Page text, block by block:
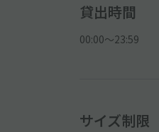
貸出時間
00:00〜23:59
サイズ制限